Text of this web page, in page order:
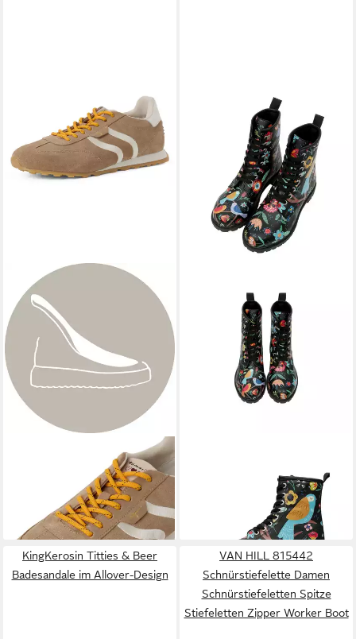
Keilsneaker
Freizeitschuh, Halbschuh,
Schnürer im Retro-Look
+4
Schnürstiefel Flower & Birds
Black Damen Schnürboots
KingKerosin Titties & Beer
Badesandale im Allover-Design
VAN HILL 815442
Schnürstiefelette Damen
Schnürstiefeletten Spitze
Stiefeletten Zipper Worker Boot